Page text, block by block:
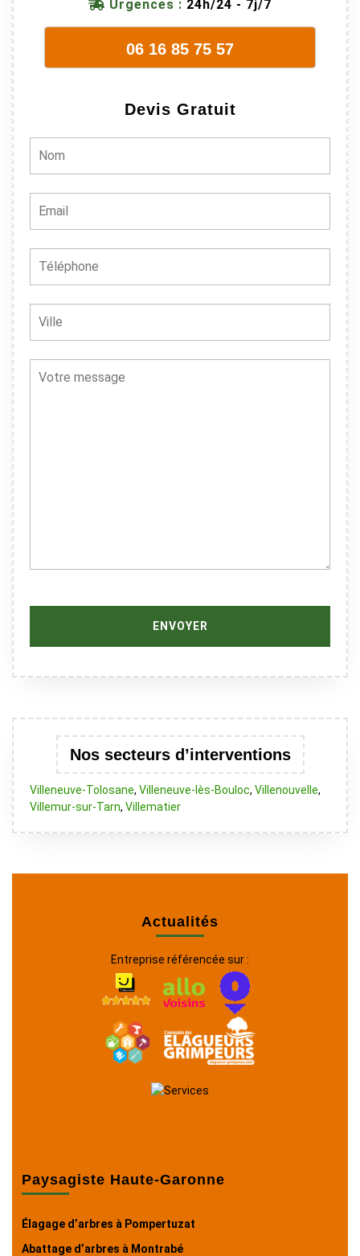
Urgences : 24h/24 - 7j/7
06 16 85 75 57
Devis Gratuit
Nos secteurs d’interventions
Villeneuve-Tolosane, Villeneuve-lès-Bouloc, Villenouvelle,
Villemur-sur-Tarn, Villematier
Actualités
Entreprise référencée sur :
Paysagiste Haute-Garonne
Élagage d’arbres à Pompertuzat
Abattage d’arbres à Montrabé